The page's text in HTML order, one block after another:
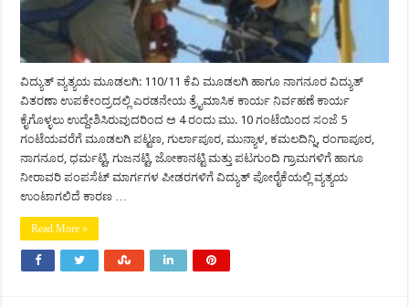
ವಿದ್ಯುತ್ ವ್ಯತ್ಯಯ ಮೂಡಲಗಿ: 110/11 ಕೆವಿ ಮೂಡಲಗಿ ಹಾಗೂ ನಾಗನೂರ ವಿದ್ಯುತ್
ವಿತರಣಾ ಉಪಕೇಂದ್ರದಲ್ಲಿ ಎರಡನೇಯ ತ್ರೈಮಾಸಿಕ ಕಾರ್ಯ ನಿರ್ವಹಣೆ ಕಾರ್ಯ
ಕೈಗೊಳ್ಳಲು ಉದ್ದೇಶಿಸಿರುವುದರಿಂದ ಅ 4 ರಂದು ಮು. 10 ಗಂಟೆಯಿಂದ ಸಂಜೆ 5
ಗಂಟೆಯವರೆಗೆ ಮೂಡಲಗಿ ಪಟ್ಟಣ, ಗುರ್ಲಾಪೂರ, ಮುನ್ಯಾಳ, ಕಮಲದಿನ್ನಿ, ರಂಗಾಪೂರ,
ನಾಗನೂರ, ಧರ್ಮಟ್ಟಿ, ಗುಜನಟ್ಟಿ, ಜೋಕಾನಟ್ಟಿ ಮತ್ತು ಪಟಗುಂದಿ ಗ್ರಾಮಗಳಿಗೆ ಹಾಗೂ
ನೀರಾವರಿ ಪಂಪಸೆಟ್ ಮಾರ್ಗಗಳ ಪೀಡರಗಳಿಗೆ ವಿದ್ಯುತ್ ಪೋರೈಕೆಯಲ್ಲಿ ವ್ಯತ್ಯಯ
ಉಂಟಾಗಲಿದೆ ಕಾರಣ …
Read More »